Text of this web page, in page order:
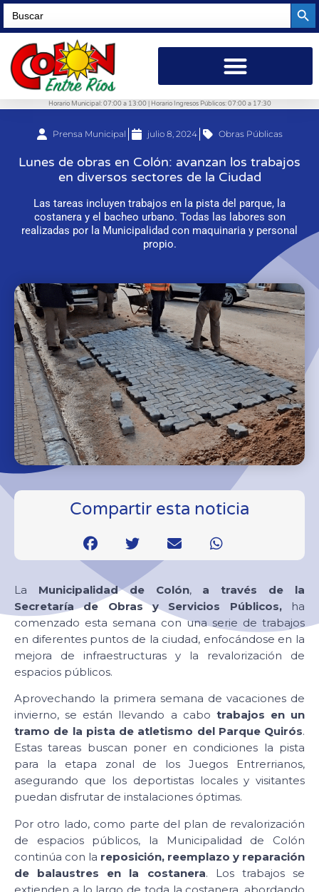
Search
for:
Horario Municipal: 07:00 a 13:00 | Horario Ingresos Públicos: 07:00 a 17:30
Prensa Municipal julio 8, 2024 Obras Públicas
Lunes de obras en Colón: avanzan los trabajos
en diversos sectores de la Ciudad
Las tareas incluyen trabajos en la pista del parque, la
costanera y el bacheo urbano. Todas las labores son
realizadas por la Municipalidad con maquinaria y personal
propio.
Compartir esta noticia
La Municipalidad de Colón,a través de la
Secretaría de Obras y Servicios Públicos,ha
comenzado esta semana con una serie de trabajos
en diferentes puntos de la ciudad, enfocándose en la
mejora de infraestructuras y la revalorización de
espacios públicos.
Aprovechando la primera semana de vacaciones de
invierno, se están llevando a cabo trabajos en un
tramo de la pista de atletismo del Parque Quirós.
Estas tareas buscan poner en condiciones la pista
para la etapa zonal de los Juegos Entrerrianos,
asegurando que los deportistas locales y visitantes
puedan disfrutar de instalaciones óptimas.
Por otro lado, como parte del plan de revalorización
de espacios públicos, la Municipalidad de Colón
continúa con la reposición, reemplazo y reparación
de balaustres en la costanera. Los trabajos se